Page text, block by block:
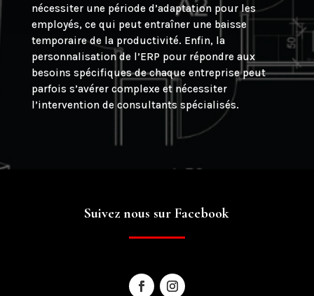
nécessiter une période d’adaptation pour les
employés, ce qui peut entraîner une baisse
temporaire de la productivité. Enfin, la
personnalisation de l’ERP pour répondre aux
besoins spécifiques de chaque entreprise peut
parfois s’avérer complexe et nécessiter
l’intervention de consultants spécialisés.
Suivez nous sur Facebook